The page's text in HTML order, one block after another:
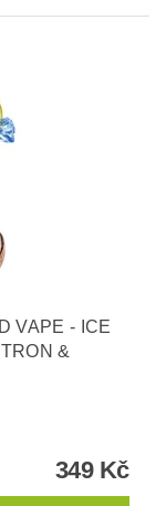
VAPE - ICE
&
349 Kč